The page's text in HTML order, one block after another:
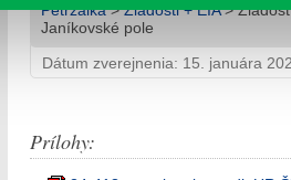
Petržalka>Žiadosti + EIA> Žiadosť
Janíkovské pole
Dátum zverejnenia: 15. januára
Prílohy: